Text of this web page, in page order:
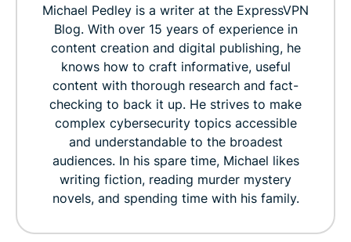
Michael Pedley is a writer at the ExpressVPN
Blog. With over 15 years of experience in
content creation and digital publishing, he
knows how to craft informative, useful
content with thorough research and fact-
checking to back it up. He strives to make
complex cybersecurity topics accessible
and understandable to the broadest
audiences. In his spare time, Michael likes
writing fiction, reading murder mystery
novels, and spending time with his family.